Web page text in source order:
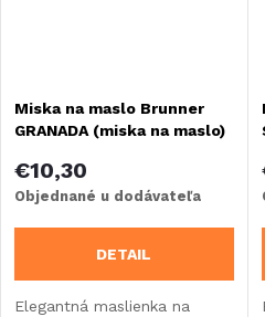
Miska na maslo Brunner
GRANADA (miska na maslo)
€10,30
Objednané u dodávateľa
DETAIL
Elegantná maslienka na